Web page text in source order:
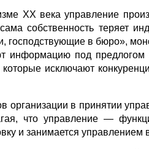
XX века управление
собственность теряет
господствующие в бюро»,
ин­формацию под предлогом
исключают
организации в принятии
что управление —
и зани­мается управлением